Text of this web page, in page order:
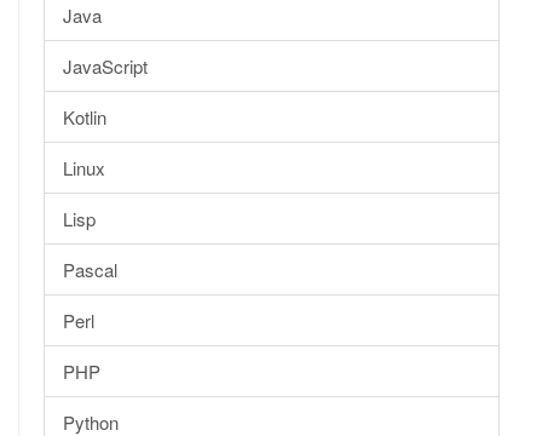
Java
JavaScript
Kotlin
Linux
Lisp
Pascal
Perl
PHP
Python